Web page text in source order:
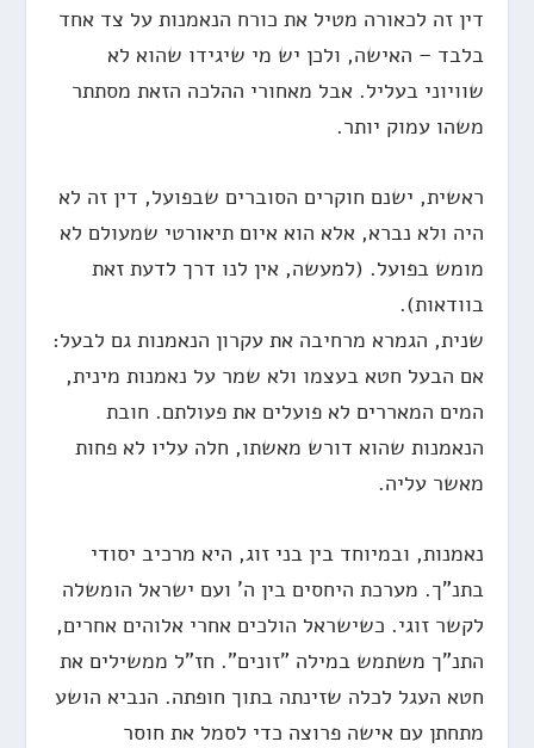
דין זה לכאורה מטיל את כורח הנאמנות על צד אחד
בלבד – האישה, ולכן יש מי שיגידו שהוא לא
שוויוני בעליל. אבל מאחורי ההלכה הזאת מסתתר
משהו עמוק יותר.
ראשית, ישנם חוקרים הסוברים שבפועל, דין זה לא
היה ולא נברא, אלא הוא איום תיאורטי שמעולם לא
מומש בפועל. (למעשה, אין לנו דרך לדעת זאת
בוודאות).
שנית, הגמרא מרחיבה את עקרון הנאמנות גם לבעל:
אם הבעל חטא בעצמו ולא שמר על נאמנות מינית,
המים המאררים לא פועלים את פעולתם. חובת
הנאמנות שהוא דורש מאשתו, חלה עליו לא פחות
מאשר עליה.
נאמנות, ובמיוחד בין בני זוג, היא מרכיב יסודי
בתנ"ך. מערכת היחסים בין ה' ועם ישראל הומשלה
לקשר זוגי. כשישראל הולכים אחרי אלוהים אחרים,
התנ"ך משתמש במילה "זונים". חז"ל ממשילים את
חטא העגל לכלה שזינתה בתוך חופתה. הנביא הושע
מתחתן עם אישה פרוצה כדי לסמל את חוסר